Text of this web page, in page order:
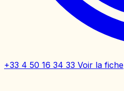
+33 4 50 16 34 33 Voir la fiche